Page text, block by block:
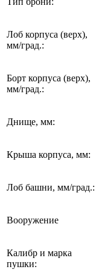
Лоб корпуса (верх),
мм/град.:
Борт корпуса (верх),
мм/град.:
Днище, мм:
Крыша корпуса, мм:
Лоб башни, мм/град.:
Вооружение
Калибр и марка
пушки: